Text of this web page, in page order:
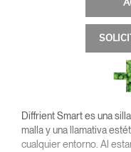
Diffrient Smart es una
malla y una llamativa
cualquier entorno. Al